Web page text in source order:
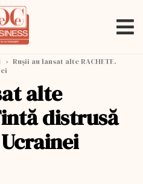
› Rușii au lansat alte RACHETE.
alte
distrusă